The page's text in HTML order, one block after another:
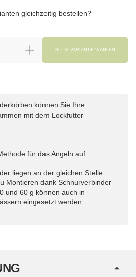
gleichzeitig bestellen?
BITTE VARIANTE WÄHLEN
können Sie Ihre
mit dem Lockfutter
für das Angeln auf
liegen an der gleichen Stelle
Montieren dank Schnurverbinder
und 60 g können auch in
eingesetzt werden